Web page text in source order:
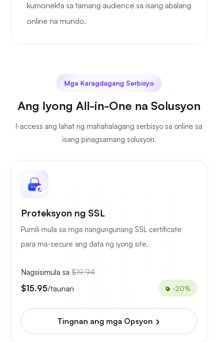
kumonekta sa tamang audience sa isang abalang
online na mundo.
Mga Karagdagang Serbisyo
Ang Iyong All-in-One na Solusyon
I-access ang lahat ng mahahalagang serbisyo sa online sa
isang pinagsamang solusyon.
Proteksyon ng SSL
Pumili mula sa mga nangungunang SSL certificate
para ma-secure ang data ng iyong site.
Nagsisimula sa $19.94
$15.95/taunan -20%
Tingnan ang mga Opsyon